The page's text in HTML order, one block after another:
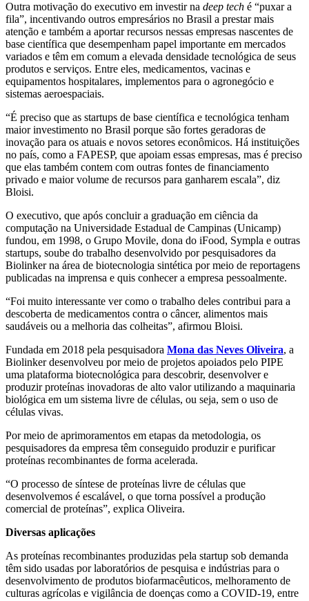
Outra motivação do executivo em investir na deep tech é “puxar a
fila”, incentivando outros empresários no Brasil a prestar mais
atenção e também a aportar recursos nessas empresas nascentes de
base científica que desempenham papel importante em mercados
variados e têm em comum a elevada densidade tecnológica de seus
produtos e serviços. Entre eles, medicamentos, vacinas e
equipamentos hospitalares, implementos para o agronegócio e
sistemas aeroespaciais.
“É preciso que as startups de base científica e tecnológica tenham
maior investimento no Brasil porque são fortes geradoras de
inovação para os atuais e novos setores econômicos. Há instituições
no país, como a FAPESP, que apoiam essas empresas, mas é preciso
que elas também contem com outras fontes de financiamento
privado e maior volume de recursos para ganharem escala”, diz
Bloisi.
O executivo, que após concluir a graduação em ciência da
computação na Universidade Estadual de Campinas (Unicamp)
fundou, em 1998, o Grupo Movile, dona do iFood, Sympla e outras
startups, soube do trabalho desenvolvido por pesquisadores da
Biolinker na área de biotecnologia sintética por meio de reportagens
publicadas na imprensa e quis conhecer a empresa pessoalmente.
“Foi muito interessante ver como o trabalho deles contribui para a
descoberta de medicamentos contra o câncer, alimentos mais
saudáveis ou a melhoria das colheitas”, afirmou Bloisi.
Fundada em 2018 pela pesquisadora Mona das Neves Oliveira, a
Biolinker desenvolveu por meio de projetos apoiados pelo PIPE
uma plataforma biotecnológica para descobrir, desenvolver e
produzir proteínas inovadoras de alto valor utilizando a maquinaria
biológica em um sistema livre de células, ou seja, sem o uso de
células vivas.
Por meio de aprimoramentos em etapas da metodologia, os
pesquisadores da empresa têm conseguido produzir e purificar
proteínas recombinantes de forma acelerada.
“O processo de síntese de proteínas livre de células que
desenvolvemos é escalável, o que torna possível a produção
comercial de proteínas”, explica Oliveira.
Diversas aplicações
As proteínas recombinantes produzidas pela startup sob demanda
têm sido usadas por laboratórios de pesquisa e indústrias para o
desenvolvimento de produtos biofarmacêuticos, melhoramento de
culturas agrícolas e vigilância de doenças como a COVID-19, entre